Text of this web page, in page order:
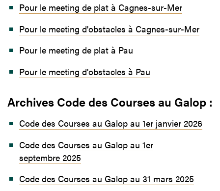
Pour le meeting de plat à Cagnes-sur-Mer
Pour le meeting d'obstacles à Cagnes-sur-Mer
Pour le meeting de plat à Pau
Pour le meeting d'obstacles à Pau
Archives Code des Courses au Galop :
Code des Courses au Galop au 1er janvier 2026
Code des Courses au Galop au 1er
septembre 2025
Code des Courses au Galop au 31 mars 2025